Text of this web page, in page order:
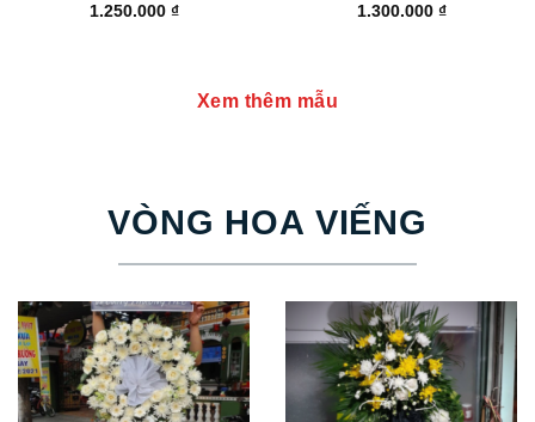
1.250.000 ₫
1.300.000 ₫
Xem thêm mẫu
VÒNG HOA VIẾNG